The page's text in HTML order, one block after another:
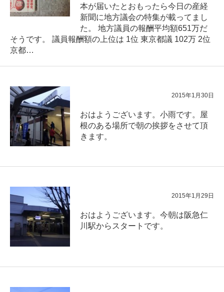
本が届いたとおもったら今日の産経
新聞に地方議会の特集が載ってまし
た。 地方議員の報酬平均額651万だ
そうです。 議員報酬額の上位は 1位 東京都議 102万 2位
京都…
2015年1月30日
おはようございます。小雨です。屋
根のある場所で朝の挨拶をさせて頂
きます。
2015年1月29日
おはようございます。今朝は阪急仁
川駅からスタートです。